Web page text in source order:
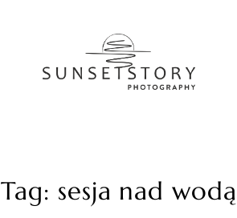
Tag: sesja nad wodą